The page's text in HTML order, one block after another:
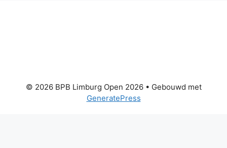
© 2026 BPB Limburg Open 2026• Gebouwd met
GeneratePress